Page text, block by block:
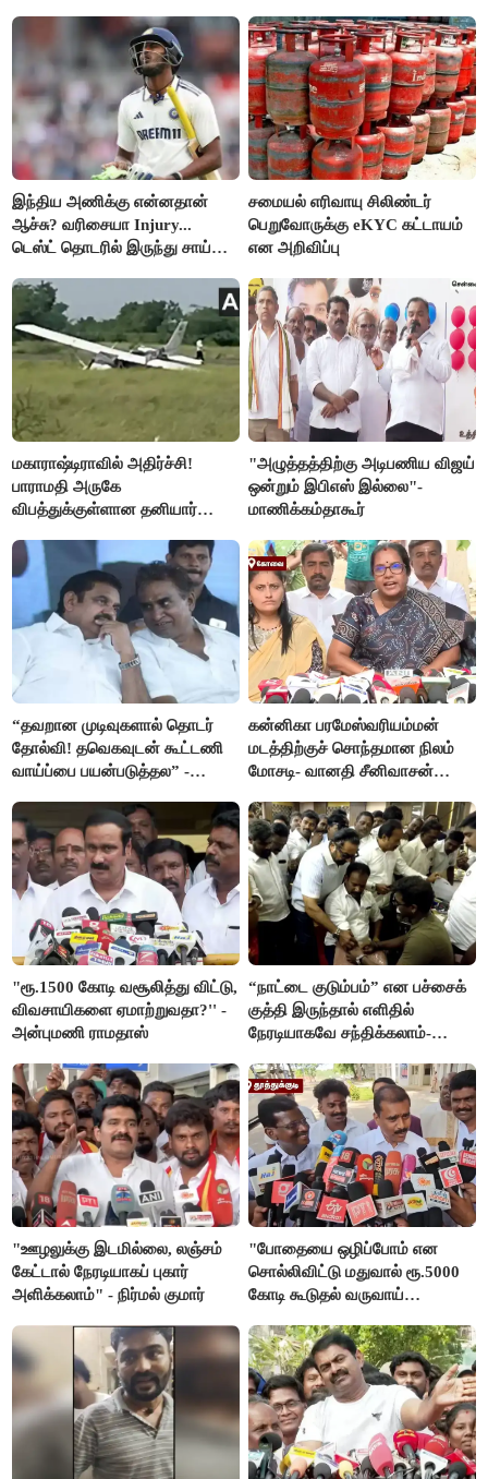
இந்திய அணிக்கு என்னதான்
ஆச்சு? வரிசையா Injury...
டெஸ்ட் தொடரில் இருந்து சாய்
சமையல் எரிவாயு சிலிண்டர்
பெறுவோருக்கு eKYC கட்டாயம்
என அறிவிப்பு
மகாராஷ்டிராவில் அதிர்ச்சி!
பாராமதி அருகே
விபத்துக்குள்ளான தனியார்
"அழுத்தத்திற்கு அடிபணிய விஜய்
ஒன்றும் இபிஎஸ் இல்லை"-
மாணிக்கம்தாகூர்
“தவறான முடிவுகளால் தொடர்
தோல்வி! தவெகவுடன் கூட்டணி
வாய்ப்பை பயன்படுத்தல” -
கன்னிகா பரமேஸ்வரியம்மன்
மடத்திற்குச் சொந்தமான நிலம்
மோசடி- வானதி சீனிவாசன்
"ரூ.1500 கோடி வசூலித்து விட்டு,
விவசாயிகளை ஏமாற்றுவதா?'' -
அன்புமணி ராமதாஸ்
“நாட்டை குடும்பம்” என பச்சைக்
குத்தி இருந்தால் எளிதில்
நேரடியாகவே சந்திக்கலாம்-
"ஊழலுக்கு இடமில்லை, லஞ்சம்
கேட்டால் நேரடியாகப் புகார்
அளிக்கலாம்" - நிர்மல் குமார்
"போதையை ஒழிப்போம் என
சொல்லிவிட்டு மதுவால் ரூ.5000
கோடி கூடுதல் வருவாய்
மார்க்கண்டேயன்